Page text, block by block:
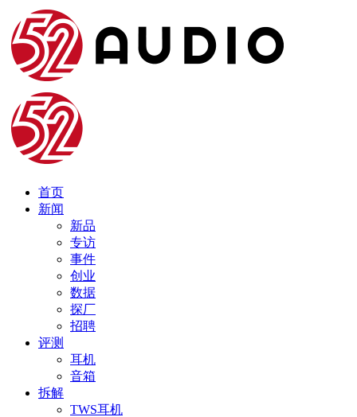
首页
新闻
新品
专访
事件
创业
数据
探厂
招聘
评测
耳机
音箱
拆解
TWS耳机